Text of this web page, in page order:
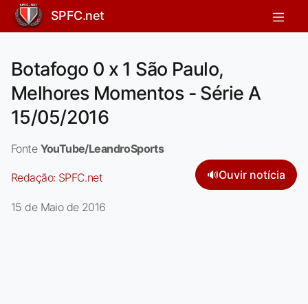
SPFC.net
Botafogo 0 x 1 São Paulo,
Melhores Momentos - Série A
15/05/2016
Fonte YouTube/LeandroSports
Redação: SPFC.net 🔊Ouvir notícia
15 de Maio de 2016